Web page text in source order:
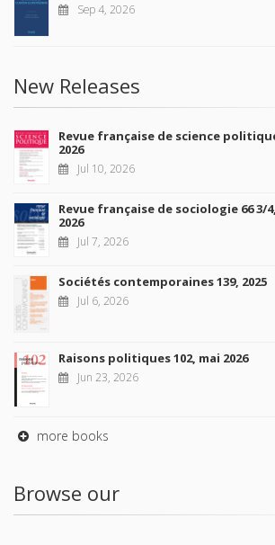
Sep 4, 2026
New Releases
Revue française de science
2026
Jul 10, 2026
Revue française de sociologie 66
2026
Jul 7, 2026
Sociétés contemporaines 139, 2025
Jul 6, 2026
Raisons politiques 102, mai 2026
Jun 23, 2026
more books
Browse our